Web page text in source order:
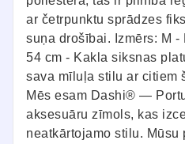
ar četrpunktu sprādzes
suņa drošībai. Izmērs: M -
54 cm - Kakla siksnas
sava mīluļa stilu ar citiem
Mēs esam Dashi® —
aksesuāru zīmols, kas
neatkārtojamo stilu.